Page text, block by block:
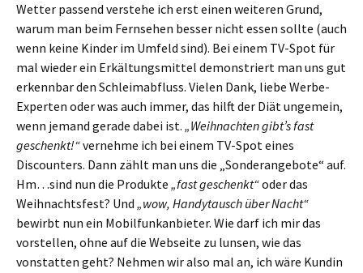
Wetter passend verstehe ich erst einen weiteren Grund,
warum man beim Fernsehen besser nicht essen sollte (auch
wenn keine Kinder im Umfeld sind). Bei einem TV-Spot für
mal wieder ein Erkältungsmittel demonstriert man uns gut
erkennbar den Schleimabfluss. Vielen Dank, liebe Werbe-
Experten oder was auch immer, das hilft der Diät ungemein,
wenn jemand gerade dabei ist. „Weihnachten gibt’s fast
geschenkt!“vernehme ich bei einem TV-Spot eines
Discounters. Dann zählt man uns die „Sonderangebote“ auf.
Hm…sind nun die Produkte „fast geschenkt“oder das
Weihnachtsfest? Und „wow, Handytausch über Nacht“
bewirbt nun ein Mobilfunkanbieter. Wie darf ich mir das
vorstellen, ohne auf die Webseite zu lunsen, wie das
vonstatten geht? Nehmen wir also mal an, ich wäre Kundin